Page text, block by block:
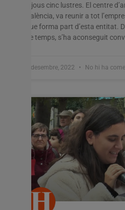
dijous cinc lustres. El centre
València, va reunir a tot
que forma part d’esta entitat.
de temps, s’ha aconseguit
2 desembre, 2022 No hi ha